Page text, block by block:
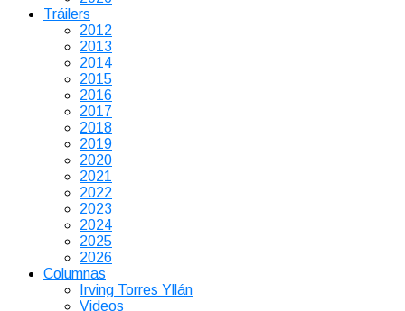
Tráilers
2012
2013
2014
2015
2016
2017
2018
2019
2020
2021
2022
2023
2024
2025
2026
Columnas
Irving Torres Yllán
Videos